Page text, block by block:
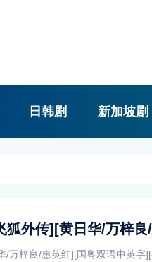
日韩剧 新加坡剧
万梓良/惠英红][国粤双语中英字